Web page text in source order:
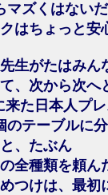
マズくはない
はちょっと安
生がたはみん
、次から次へ
来た日本人プ
のテーブルに
、たぶん
全種類を頼ん
つけは、最初